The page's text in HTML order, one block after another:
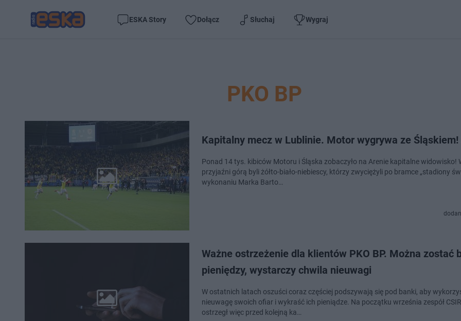
ESKA Story Dołącz Słuchaj Wygraj
PKO BP
Kapitalny mecz w Lublinie. Motor wygrywa ze Śląskiem!
Ponad 14 tys. kibiców Motoru i Śląska zobaczyło na Arenie kapitalne widowisko!
przyjaźni górą byli żółto-biało-niebiescy, którzy zwyciężyli po bramce „stadiony
wykonaniu Marka Barto…
Ważne ostrzeżenie dla klientów PKO BP. Można zostać
pieniędzy, wystarczy chwila nieuwagi
W ostatnich latach oszuści coraz częściej podszywają się pod banki, aby
nieuwagę swoich ofiar i wykraść ich pieniądze. Na początku września zespół
ostrzegł więc przed kolejną ka…